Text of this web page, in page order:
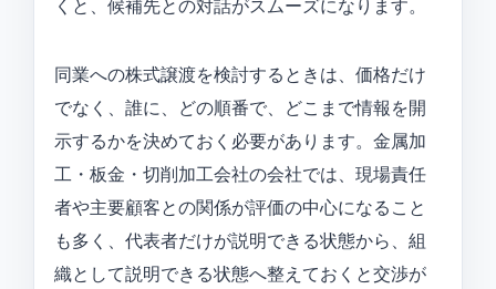
くと、候補先との対話がスムーズになります。
同業への株式譲渡を検討するときは、価格だけ
でなく、誰に、どの順番で、どこまで情報を開
示するかを決めておく必要があります。金属加
工・板金・切削加工会社の会社では、現場責任
者や主要顧客との関係が評価の中心になること
も多く、代表者だけが説明できる状態から、組
織として説明できる状態へ整えておくと交渉が